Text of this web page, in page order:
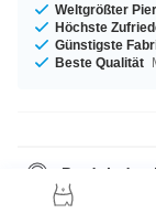
Weltgrößter
Höchste
Günstigste
Beste Qualität
Dieser Artikel liegt